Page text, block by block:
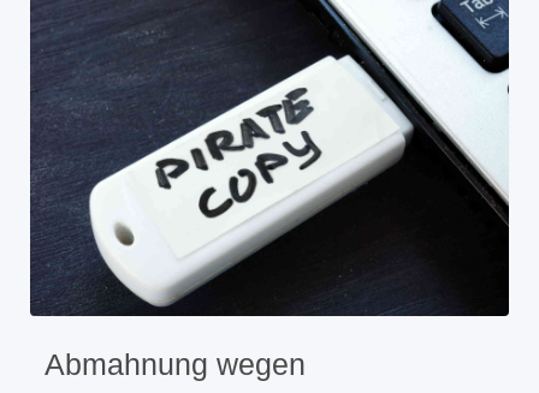
Abmahnung wegen